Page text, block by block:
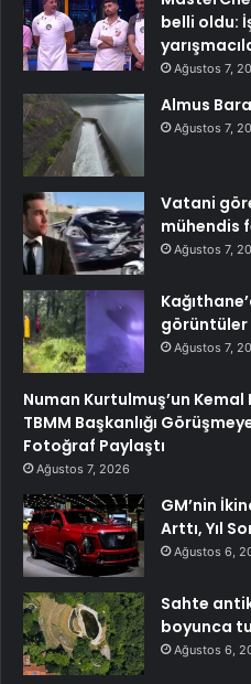
belli oldu:
Ağustos 7,
Almus
Ağustos 7,
Vatani
mühendis
Ağustos 7,
görüntüler
Ağustos 7,
Numan Kurtulmuş’un
TBMM Başkanlığı
Fotoğraf Paylaştı
Ağustos 7, 2026
GM’nin
Arttı, Yıl
Ağustos 6,
Sahte
boyunca
Ağustos 6,